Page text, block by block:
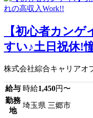
【初心者カン
すい♪土日祝休!
株式会社綜合キャリアオ
給与 時給1,450円〜
勤務
地
埼玉県 三郷市